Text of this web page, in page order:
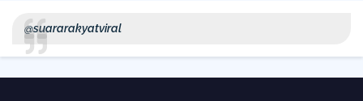
@suararakyatviral